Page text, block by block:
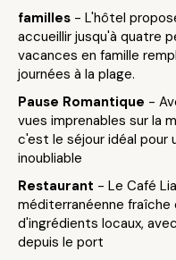
familles - L'hôtel
accueillir jusqu'à quatre
vacances en famille
journées à la plage.
Pause Romantique -
vues imprenables sur la
c'est le séjour idéal pour
inoubliable
Restaurant - Le Café
méditerranéenne
d'ingrédients locaux,
depuis le port